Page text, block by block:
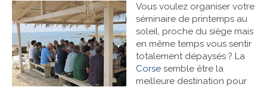
L’agence
Insularis
Actualités
Références
Vous voulez organiser votre
séminaire de printemps au
soleil, proche du siège mais
en même temps vous sentir
totalement dépaysés ? La
Corse semble être la
meilleure destination pour